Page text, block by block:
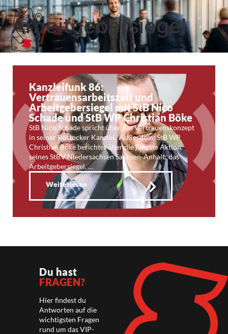
Arbeitgebersiegel
Kanzleifunk 86:
Vertrauensarbeitszeit und
Arbeitgebersiegel mit StB Nico
Schade und StB WP Christian Böke
StB Nico Schade spricht über das Vertrauenskonzept
in seiner Rostocker Kanzlei.. Außerdem: StB WP
Christian Böke berichtet über die jüngste Aktion
seines StBV Niedersachsen Sachsen-Anhalt: das
Arbeitgebersiegel. …
Weiterlesen
Du hast
FRAGEN?
Hier findest du
Antworten auf die
wichtigsten Fragen
rund um das VIP-